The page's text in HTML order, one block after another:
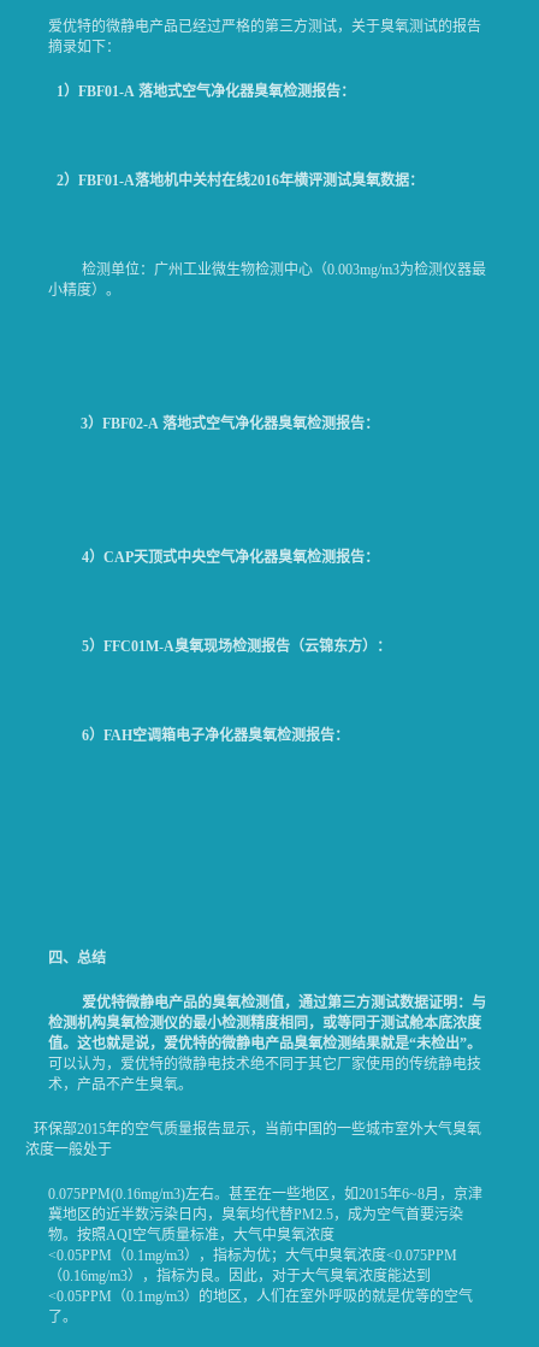
爱优特的微静电产品已经过严格的第三方测试，关于臭氧测试的报告
摘录如下：
1） FBF01-A 落地式空气净化器臭氧检测报告：
2） FBF01-A落地机中关村在线2016年横评测试臭氧数据：
检测单位：广州工业微生物检测中心（0.003mg/m3为检测仪器最
小精度）。
3）FBF02-A落地式空气净化器臭氧检测报告：
4） CAP天顶式中央空气净化器臭氧检测报告：
5）FFC01M-A臭氧现场检测报告（云锦东方）：
6）FAH空调箱电子净化器臭氧检测报告：
四、总结
爱优特微静电产品的臭氧检测值，通过第三方测试数据证明：与
检测机构臭氧检测仪的最小检测精度相同，或等同于测试舱本底浓度
值。这也就是说，爱优特的微静电产品臭氧检测结果就是“未检出”。
可以认为，爱优特的微静电技术绝不同于其它厂家使用的传统静电技
术，产品不产生臭氧。
环保部2015年的空气质量报告显示，当前中国的一些城市室外大气臭氧
浓度一般处于
0.075PPM(0.16mg/m3)左右。甚至在一些地区，如2015年6~8月，京津
冀地区的近半数污染日内，臭氧均代替PM2.5，成为空气首要污染
物。按照AQI空气质量标准，大气中臭氧浓度
<0.05PPM（0.1mg/m3），指标为优；大气中臭氧浓度<0.075PPM
（0.16mg/m3），指标为良。因此，对于大气臭氧浓度能达到
<0.05PPM（0.1mg/m3）的地区，人们在室外呼吸的就是优等的空气
了。